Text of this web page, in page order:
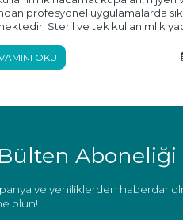
profesyonel uygulamalarda
Steril ve tek kullanımlık
yardımcı olur. Aynı zamanda
artırır, pratik kullanım sağlar ve
edilmesi önemlidi
OKU
Aboneliği
ve yeniliklerden haberdar
olun!